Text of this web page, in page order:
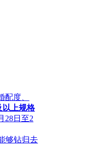
度、
以上规格
28日至2
够钻归去